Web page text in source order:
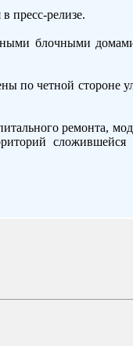
пресс-релизе.
блочными
по четной стороне
ремонта,
сложившейся